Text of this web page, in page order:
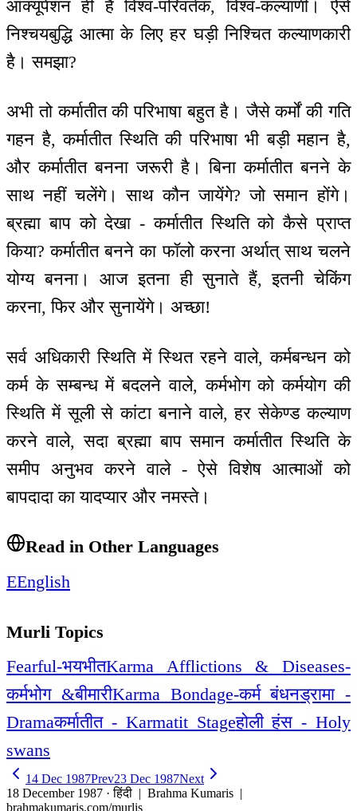
आक्यूपेशन ही है विश्व-परिवर्तक, विश्व-कल्याणी। ऐसे
निश्चयबुद्धि आत्मा के लिए हर घड़ी निश्चित कल्याणकारी
है। समझा?
अभी तो कर्मातीत की परिभाषा बहुत है। जैसे कर्मों की गति
गहन है, कर्मातीत स्थिति की परिभाषा भी बड़ी महान है,
और कर्मातीत बनना जरूरी है। बिना कर्मातीत बनने के
साथ नहीं चलेंगे। साथ कौन जायेंगे? जो समान होंगे।
ब्रह्मा बाप को देखा - कर्मातीत स्थिति को कैसे प्राप्त
किया? कर्मातीत बनने का फॉलो करना अर्थात् साथ चलने
योग्य बनना। आज इतना ही सुनाते हैं, इतनी चेकिंग
करना, फिर और सुनायेंगे। अच्छा!
सर्व अधिकारी स्थिति में स्थित रहने वाले, कर्मबन्धन को
कर्म के सम्बन्ध में बदलने वाले, कर्मभोग को कर्मयोग की
स्थिति में सूली से कांटा बनाने वाले, हर सेकेण्ड कल्याण
करने वाले, सदा ब्रह्मा बाप समान कर्मातीत स्थिति के
समीप अनुभव करने वाले - ऐसे विशेष आत्माओं को
बापदादा का यादप्यार और नमस्ते।
Read in Other Languages
EEnglish
Murli Topics
Fearful-भयभीतKarma Afflictions & Diseases-
कर्मभोग &बीमारीKarma Bondage-कर्म बंधनड्रामा -
Dramaकर्मातीत - Karmatit Stageहोली हंस - Holy
swans
14 Dec 1987Prev23 Dec 1987Next
18 December 1987 · हिंदी | Brahma Kumaris |
brahmakumaris.com/murlis